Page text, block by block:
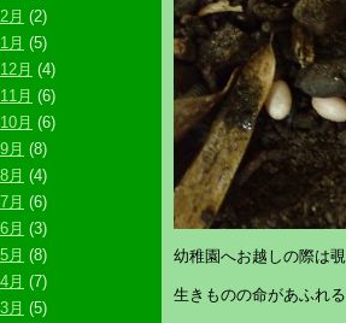
幼稚園へお越しの際は
生きものの命があふれ
月 (2)
月 (5)
月 (4)
月 (6)
月 (6)
月 (8)
月 (4)
月 (6)
月 (3)
月 (8)
月 (7)
月 (5)